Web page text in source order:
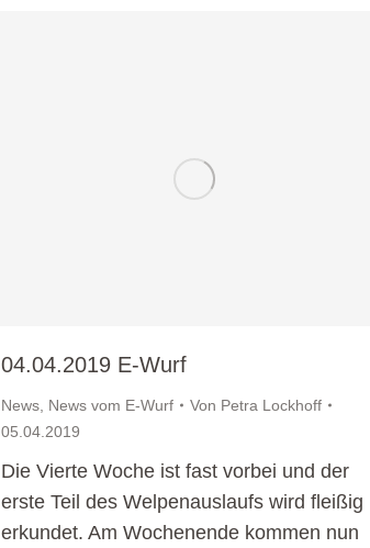
04.04.2019 E-Wurf
News, News vom E-Wurf Von Petra Lockhoff
05.04.2019
Die Vierte Woche ist fast vorbei und der
erste Teil des Welpenauslaufs wird fleißig
erkundet. Am Wochenende kommen nun